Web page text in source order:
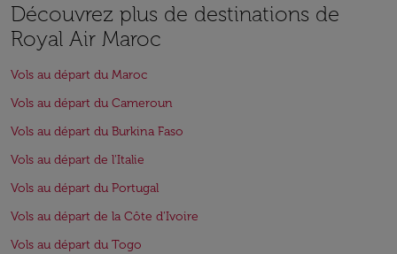
Découvrez plus de destinations de
Royal Air Maroc
Vols au départ du Maroc
Vols au départ du Cameroun
Vols au départ du Burkina Faso
Vols au départ de l'Italie
Vols au départ du Portugal
Vols au départ de la Côte d'Ivoire
Vols au départ du Togo